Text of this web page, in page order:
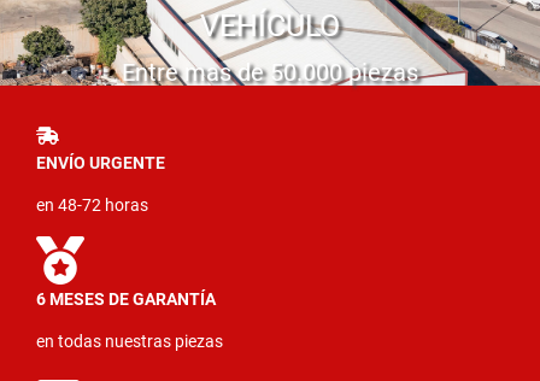
VEHÍCULO
Entre mas de 50.000 piezas
ENVÍO URGENTE
en 48-72 horas
6 MESES DE GARANTÍA
en todas nuestras piezas